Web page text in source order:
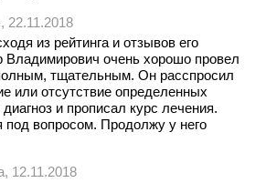
22.11.2018
из рейтинга и отзывов его
Владимирович очень хорошо провел
тщательным. Он расспросил
или отсутствие определенных
и прописал курс лечения.
под вопросом. Продолжу у него
12.11.2018